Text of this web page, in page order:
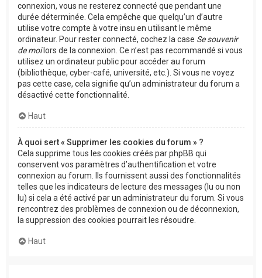
connexion, vous ne resterez connecté que pendant une
durée déterminée. Cela empêche que quelqu’un d’autre
utilise votre compte à votre insu en utilisant le même
ordinateur. Pour rester connecté, cochez la case Se souvenir
de moilors de la connexion. Ce n’est pas recommandé si vous
utilisez un ordinateur public pour accéder au forum
(bibliothèque, cyber-café, université, etc.). Si vous ne voyez
pas cette case, cela signifie qu’un administrateur du forum a
désactivé cette fonctionnalité.
Haut
À quoi sert « Supprimer les cookies du forum » ?
Cela supprime tous les cookies créés par phpBB qui
conservent vos paramètres d’authentification et votre
connexion au forum. Ils fournissent aussi des fonctionnalités
telles que les indicateurs de lecture des messages (lu ou non
lu) si cela a été activé par un administrateur du forum. Si vous
rencontrez des problèmes de connexion ou de déconnexion,
la suppression des cookies pourrait les résoudre.
Haut